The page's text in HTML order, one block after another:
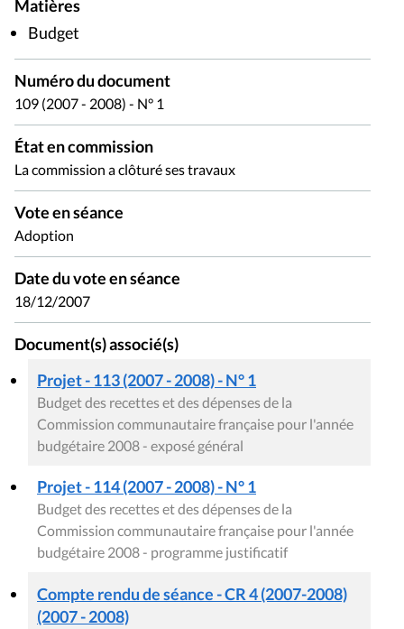
Matières
Budget
Numéro du document
109 (2007 - 2008) - N° 1
État en commission
La commission a clôturé ses travaux
Vote en séance
Adoption
Date du vote en séance
18/12/2007
Document(s) associé(s)
Projet - 113 (2007 - 2008) - N° 1
Budget des recettes et des dépenses de la
Commission communautaire française pour l'année
budgétaire 2008 - exposé général
Projet - 114 (2007 - 2008) - N° 1
Budget des recettes et des dépenses de la
Commission communautaire française pour l'année
budgétaire 2008 - programme justificatif
Compte rendu de séance - CR 4 (2007-2008)
(2007 - 2008)